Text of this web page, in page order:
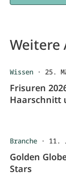
Weitere
Wissen · 25.
Frisuren
Haarschnitt
Branche · 11.
Golden
Stars